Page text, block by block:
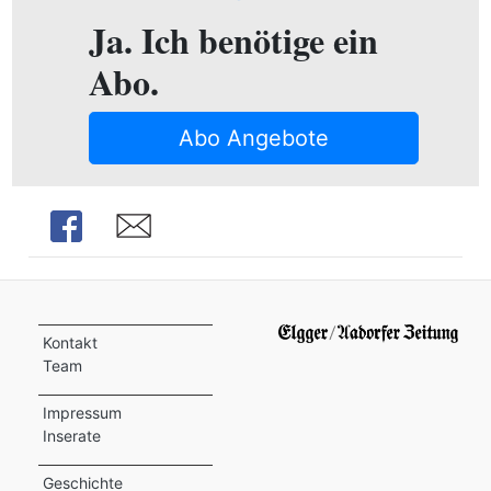
Ja. Ich benötige ein
Abo.
Abo Angebote
Share Share
Kontakt
Team
Impressum
Inserate
Geschichte